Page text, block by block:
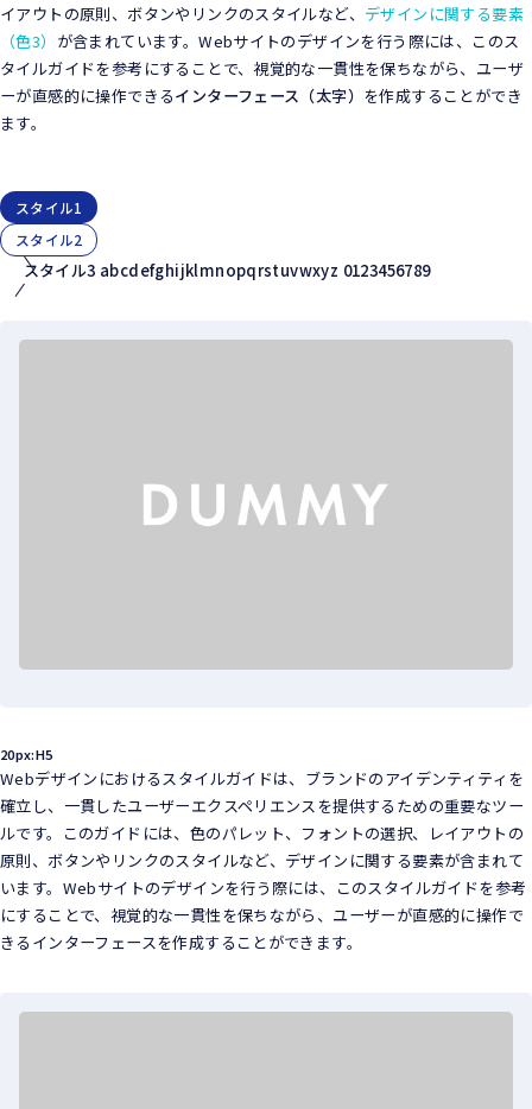
イアウトの原則、ボタンやリンクのスタイルなど、 デザインに関する要素
（色3） が含まれています。Webサイトのデザインを行う際には、このス
タイルガイドを参考にすることで、視覚的な一貫性を保ちながら、ユーザ
ーが直感的に操作できるインターフェース（太字） を作成することができ
ます。
スタイル1
スタイル2
スタイル3 abcdefghijklmnopqrstuvwxyz 0123456789
20px:H5
Webデザインにおけるスタイルガイドは、ブランドのアイデンティティを
確立し、一貫したユーザーエクスペリエンスを提供するための重要なツー
ルです。このガイドには、色のパレット、フォントの選択、レイアウトの
原則、ボタンやリンクのスタイルなど、デザインに関する要素が含まれて
います。Webサイトのデザインを行う際には、このスタイルガイドを参考
にすることで、視覚的な一貫性を保ちながら、ユーザーが直感的に操作で
きるインターフェースを作成することができます。